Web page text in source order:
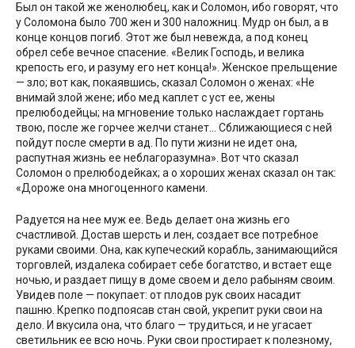
Был он такой же женолюбец, как и Соломон, ибо говорят, что
у Соломона было 700 жен и 300 наложниц. Мудр он был, а в
конце концов погиб. Этот же был невежда, а под конец
обрел себе вечное спасение. «Велик Господь, и велика
крепость его, и разуму его нет конца!». Женское прельщение
— зло; вот как, покаявшись, сказал Соломон о женах: «Не
внимай злой жене; ибо мед каплет с уст ее, жены
прелюбодейцы; на мгновение только наслаждает гортань
твою, после же горчее желчи станет… Сближающиеся с ней
пойдут после смерти в ад. По пути жизни не идет она,
распутная жизнь ее неблагоразумна». Вот что сказал
Соломон о прелюбодейках; а о хороших женах сказал он так:
«Дороже она многоценного камени.
Радуется на нее муж ее. Ведь делает она жизнь его
счастливой. Достав шерсть и лен, создает все потребное
руками своими. Она, как купеческий корабль, занимающийся
торговлей, издалека собирает себе богатство, и встает еще
ночью, и раздает пищу в доме своем и дело рабыням своим.
Увидев поле — покупает: от плодов рук своих насадит
пашню. Крепко подпоясав стан свой, укрепит руки свои на
дело. И вкусила она, что благо — трудиться, и не угасает
светильник ее всю ночь. Руки свои простирает к полезному,